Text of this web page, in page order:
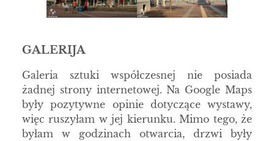
GALERIJA
Galeria sztuki współczesnej nie posiada
żadnej strony internetowej. Na Google Maps
były pozytywne opinie dotyczące wystawy,
więc ruszyłam w jej kierunku. Mimo tego, że
byłam w godzinach otwarcia, drzwi były